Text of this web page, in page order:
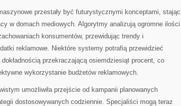
przestały być futurystycznymi konceptami, stając
w domach mediowych. Algorytmy analizują ogromne ilości
konsumentów, przewidując trendy i
reklamowe. Niektóre systemy potrafią przewidzieć
przekraczającą osiemdziesiąt procent, co
wykorzystanie budżetów reklamowych.
umożliwiła przejście od kampanii planowanych
dostosowywanych codziennie. Specjaliści mogą teraz